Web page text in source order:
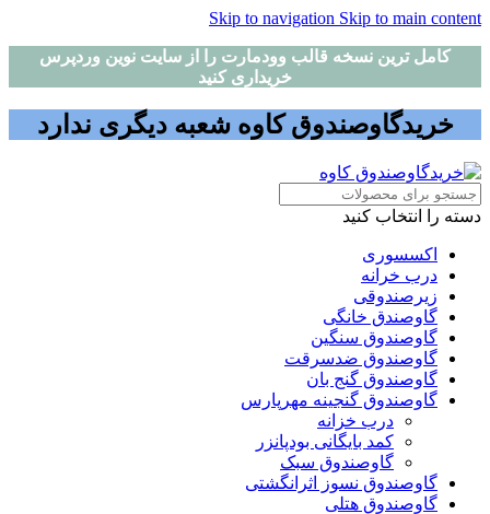
Skip to navigation Skip to main content
کامل ترین نسخه قالب وودمارت را از سایت نوین وردپرس
خریداری کنید
خریدگاوصندوق کاوه شعبه دیگری ندارد
دسته را انتخاب کنید
اکسسوری
درب خرانه
زیرصندوقی
گاوصندق خانگی
گاوصندوق سنگین
گاوصندوق ضدسرقت
گاوصندوق گنج بان
گاوصندوق گنجینه مهرپارس
درب خزانه
کمد بایگانی بودپانزر
گاوصندوق سبک
گاوصندوق نسوز اثرانگشتی
گاوصندوق هتلی